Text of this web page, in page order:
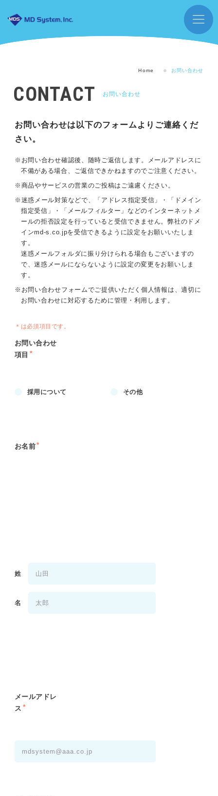
Home お問い合わせ
CONTACT お問い合わせ
お問い合わせは以下のフォームよりご連絡くだ
さい。
※お問い合わせ確認後、随時ご返信します。メールアドレスに
不備がある場合、ご返信できかねますのでご注意ください。
※商品やサービスの営業のご投稿はご遠慮ください。
※迷惑メール対策などで、「アドレス指定受信」・「ドメイン
指定受信」・「メールフィルター」などのインターネットメ
ールの拒否設定を行っていると受信できません。弊社のドメ
インmd-s.co.jpを受信できるように設定をお願いいたしま
す。
迷惑メールフォルダに振り分けられる場合もございますの
で、迷惑メールにならないように設定の変更をお願いしま
す。
※お問い合わせフォームでご提供いただく個人情報は、適切に
お問い合わせに対応するために管理・利用します。
＊は必須項目です。
お問い合わせ
項目 *
採用について その他
お名前*
姓
名
メールアドレ
ス *